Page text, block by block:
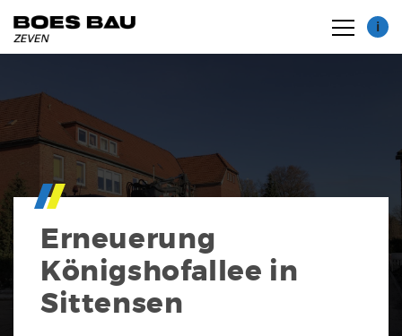
Maschinenpark
i
Erneuerung
Königshofallee in
Sittensen